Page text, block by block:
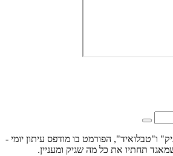
ו"טבלואיד", הפורמט בו מודפס עיתון יומי -
תחתיו את כל מה שגיק ומעניין.